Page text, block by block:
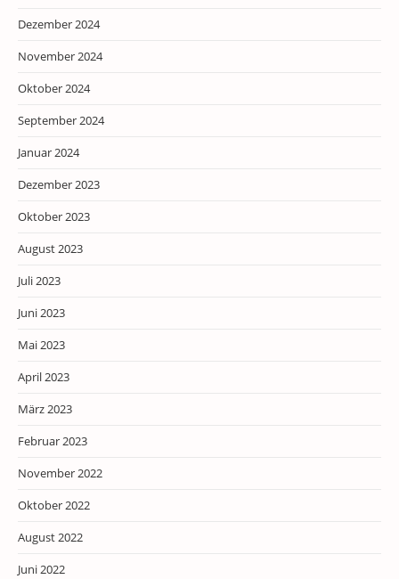
Dezember 2024
November 2024
Oktober 2024
September 2024
Januar 2024
Dezember 2023
Oktober 2023
August 2023
Juli 2023
Juni 2023
Mai 2023
April 2023
März 2023
Februar 2023
November 2022
Oktober 2022
August 2022
Juni 2022